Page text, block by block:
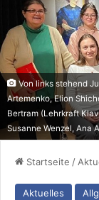
Von links stehend
Artemenko, Elion
Bertram (Lehrkraft
Susanne Wenzel, Ana
Startseite /
Aktuelles